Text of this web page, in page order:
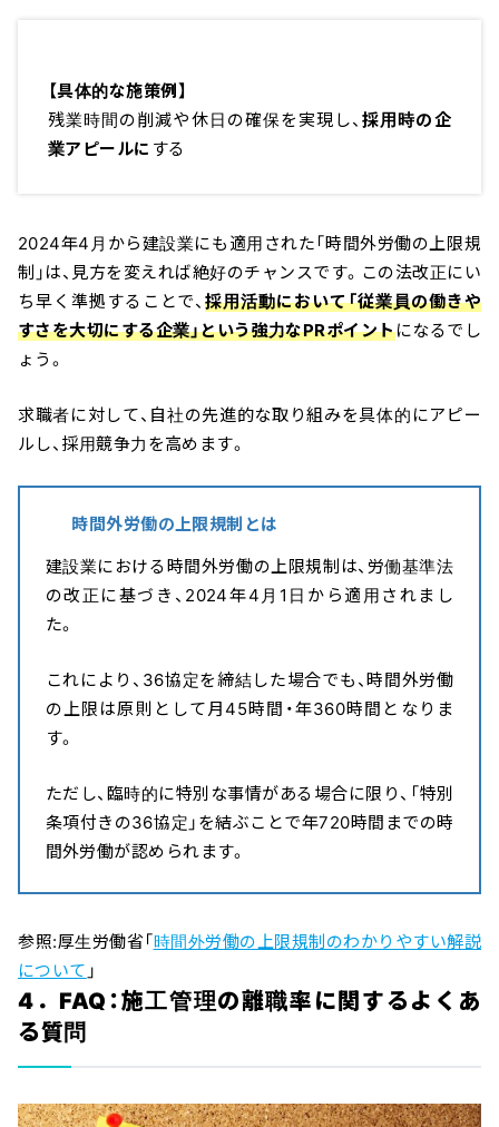
【具体的な施策例】
残業時間の削減や休日の確保を実現し、採用時の企
業アピールに する
2024年4月から建設業にも適用された「時間外労働の上限規
制」は、見方を変えれば絶好のチャンスです。この法改正にい
ち早く準拠することで、採用活動において「従業員の働きや
すさを大切にする企業」という強力なPRポイントになるでし
ょう。
求職者に対して、自社の先進的な取り組みを具体的にアピー
ルし、採用競争力を高めます。
時間外労働の上限規制とは
建設業における時間外労働の上限規制は、労働基準法
の改正に基づき、2024年4月1日から適用されまし
た。
これにより、36協定を締結した場合でも、時間外労働
の上限は原則として月45時間・年360時間となりま
す。
ただし、臨時的に特別な事情がある場合に限り、「特別
条項付きの36協定」を結ぶことで年720時間までの時
間外労働が認められます。
参照:厚生労働省「時間外労働の上限規制のわかりやすい解説
について 」
4．FAQ：施工管理の離職率に関するよくあ
る質問